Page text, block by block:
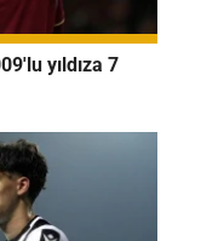
yıldıza 7